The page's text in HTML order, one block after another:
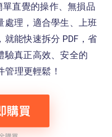
單直覺的操作、無損品
處理，適合學生、上班
能快速拆分 PDF，省
驗真正高效、安全的
管理更輕鬆！